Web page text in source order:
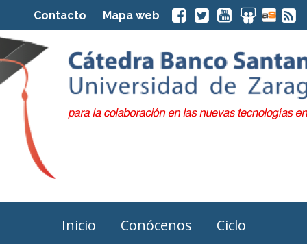
Contacto Mapa web
Inicio Conócenos Ciclo